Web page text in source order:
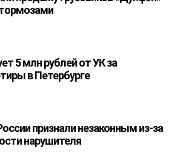
5 млн рублей от УК за
в Петербурге
признали незаконным из-за
нарушителя